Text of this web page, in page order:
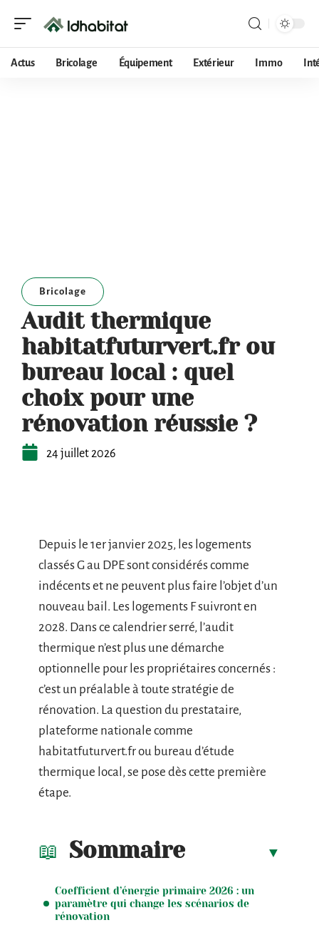
Actus Bricolage Équipement Extérieur Immo
Bricolage
Audit thermique
habitatfuturvert.fr ou
bureau local : quel
choix pour une
rénovation réussie ?
24 juillet 2026
Depuis le 1er janvier 2025, les logements
classés G au DPE sont considérés comme
indécents et ne peuvent plus faire l’objet d’un
nouveau bail. Les logements F suivront en
2028. Dans ce calendrier serré, l’audit
thermique n’est plus une démarche
optionnelle pour les propriétaires concernés :
c’est un préalable à toute stratégie de
rénovation. La question du prestataire,
plateforme nationale comme
habitatfuturvert.fr ou bureau d’étude
thermique local, se pose dès cette première
étape.
Sommaire
Coefficient d’énergie primaire 2026 : un
paramètre qui change les scénarios de
rénovation